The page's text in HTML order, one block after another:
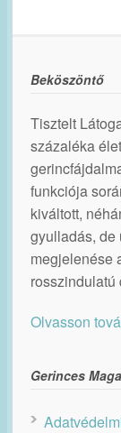
Beköszöntő
Tisztelt
százaléka
funkciója
kiváltott,
gyulladás, de
megjelenése
rosszindulatú
Olvasson
Gerinces